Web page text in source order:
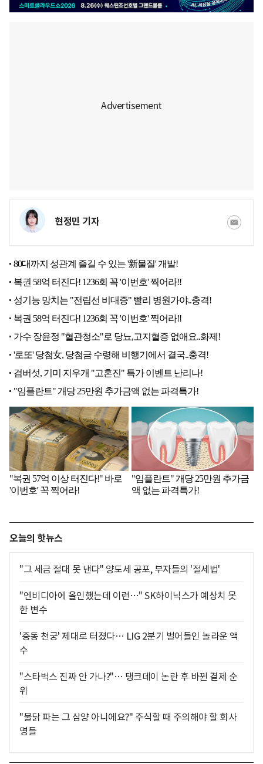
현정민 기자
오늘의 핫뉴스
"그 세금 절대 못 낸다" 양도세 공포, 부자들의 '절세법'
"엔비디아에 올인했는데 이런…" SK하이닉스가 예상치 못
한 변수
'중동 천궁' 제대로 터졌다… LIG 2분기 벌어들인 놀라운 액
수
"스타벅스 진짜 안 가나?"… 탱크데이 논란 후 바뀐 결제 순
위
"불닭 파는 그 삼양 아니에요?" 주식할 때 주의해야 할 회사
명들